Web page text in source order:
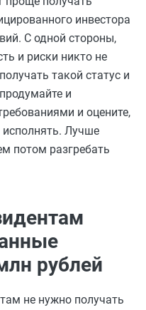
инвестора
С одной стороны,
и риски никто не
такой статус и
и
и оцените,
Лучше
потом разгребать
рублей
не нужно получать